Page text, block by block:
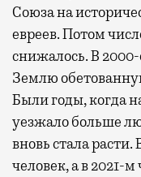
Союза на
евреев. Потом
снижалось. В 2000-
Землю
Были годы, когда
уезжало больше
вновь стала расти.
человек, а в 2021-